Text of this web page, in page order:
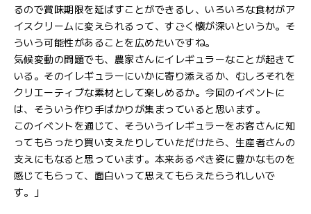
るので賞味期限を延ばすことができるし、いろいろな食材がア
イスクリームに変えられるって、すごく懐が深いというか。そ
ういう可能性があることを広めたいですね。
気候変動の問題でも、農家さんにイレギュラーなことが起きて
いる。そのイレギュラーにいかに寄り添えるか、むしろそれを
クリエーティブな素材として楽しめるか。今回のイベントに
は、そういう作り手ばかりが集まっていると思います。
このイベントを通じて、そういうイレギュラーをお客さんに知
ってもらったり買い支えたりしていただけたら、生産者さんの
支えにもなると思っています。本来あるべき姿に豊かなものを
感じてもらって、面白いって思えてもらえたらうれしいで
す。」